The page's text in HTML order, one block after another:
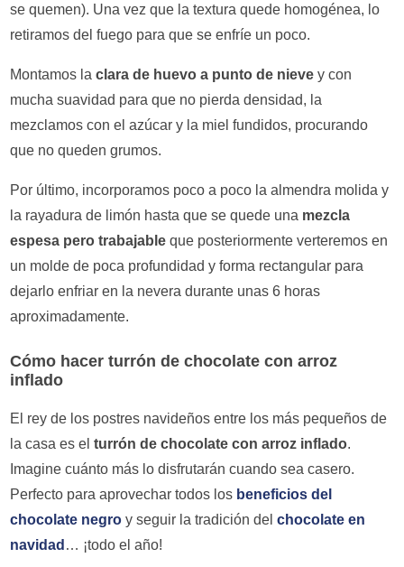
se quemen). Una vez que la textura quede homogénea, lo
retiramos del fuego para que se enfríe un poco.
Montamos laclara de huevo a punto de nieve y con
mucha suavidad para que no pierda densidad, la
mezclamos con el azúcar y la miel fundidos, procurando
que no queden grumos.
Por último, incorporamos poco a poco la almendra molida y
la rayadura de limón hasta que se quede una mezcla
espesa pero trabajable que posteriormente verteremos en
un molde de poca profundidad y forma rectangular para
dejarlo enfriar en la nevera durante unas 6 horas
aproximadamente.
Cómo hacer turrón de chocolate con arroz
inflado
El rey de los postres navideños entre los más pequeños de
la casa es elturrón de chocolate con arroz inflado.
Imagine cuánto más lo disfrutarán cuando sea casero.
Perfecto para aprovechar todos los beneficios del
chocolate negro y seguir la tradición delchocolate en
navidad … ¡todo el año!